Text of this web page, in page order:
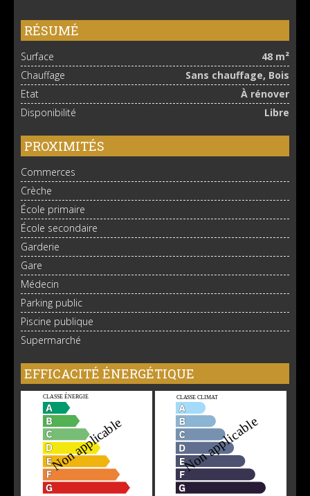
RÉSUMÉ
Surface
48 m²
Chauffage
Sans chauffage, Bois
Etat
À rénover
Disponibilité
Libre
PROXIMITÉS
Commerces
Crèche
École primaire
École secondaire
Garderie
Gare
Médecin
Parking public
Piscine publique
Supermarché
EFFICACITÉ ÉNERGÉTIQUE